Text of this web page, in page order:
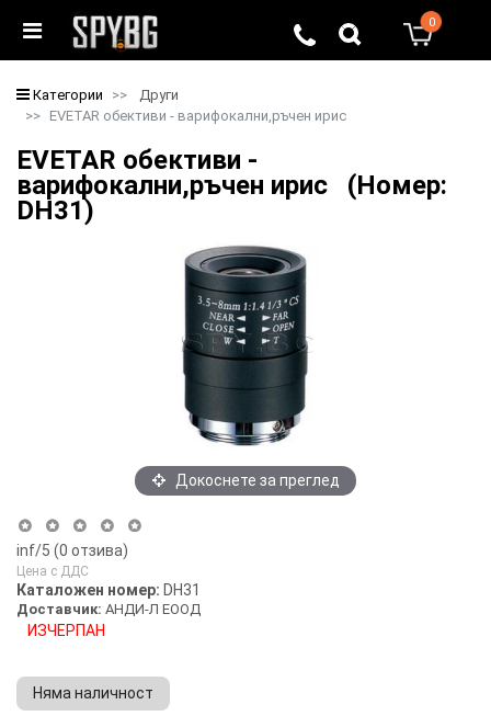
0
Категории
Други
EVETAR обективи - варифокални,ръчен ирис
EVETAR обективи -
варифокални,ръчен ирис (Номер:
DH31)
Докоснете за преглед
inf/5 (0 отзива)
Цена с ДДС
Каталожен номер: DH31
Доставчик: АНДИ-Л ЕООД
ИЗЧЕРПАН
Няма наличност